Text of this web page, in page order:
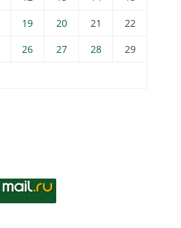
19 20 21
22
26 27 28
29